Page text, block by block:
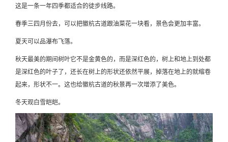
这是一条一年四季都适合的徒步线路。
春季三四月份去，可以把徽杭古道跟油菜花一块看，景色会更加丰富。
夏天可以品瀑布飞落。
秋天最美的期间树叶它不是金黄色的，而是深红色的，树上和地上到处都
是深红色的叶子了，还长在树上的形状还依然平展，掉落在地上的就缩卷
起来，形状不一。这也给徽杭古道的秋景再一次增添了美色。
冬天观白雪皑皑。